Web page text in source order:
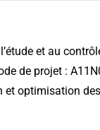
et au
de projet :
optimisation